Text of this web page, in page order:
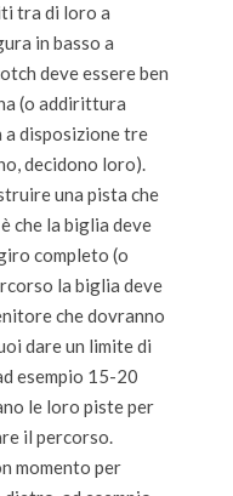
tra di loro a
in basso a
deve essere ben
(o addirittura
a disposizione tre
decidono loro).
una pista che
che la biglia deve
completo (o
la biglia deve
che dovranno
dare un limite di
esempio 15-20
le loro piste per
il percorso.
momento per